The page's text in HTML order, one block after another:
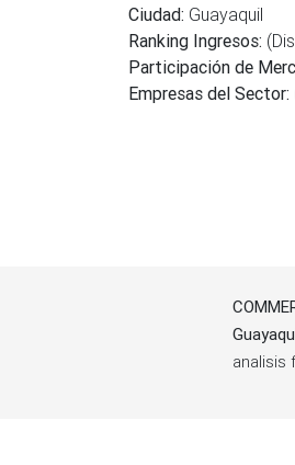
Ciudad: Guayaquil
Ranking Ingresos:
Participación de
Empresas del Sector:
analisis